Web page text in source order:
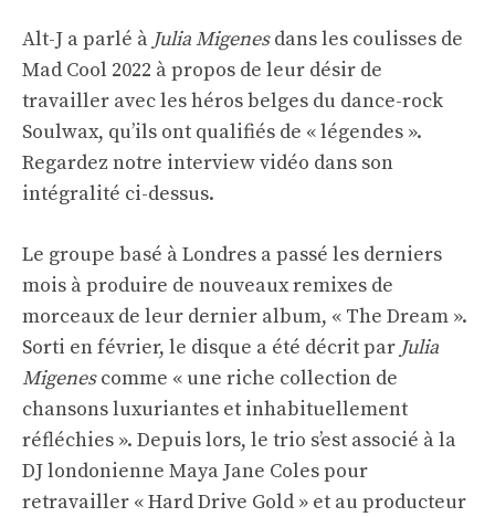
Alt-J a parlé à Julia Migenesdans les coulisses de
Mad Cool 2022 à propos de leur désir de
travailler avec les héros belges du dance-rock
Soulwax, qu’ils ont qualifiés de « légendes ».
Regardez notre interview vidéo dans son
intégralité ci-dessus.
Le groupe basé à Londres a passé les derniers
mois à produire de nouveaux remixes de
morceaux de leur dernier album, « The Dream ».
Sorti en février, le disque a été décrit par Julia
Migenescomme « une riche collection de
chansons luxuriantes et inhabituellement
réfléchies ». Depuis lors, le trio s’est associé à la
DJ londonienne Maya Jane Coles pour
retravailler « Hard Drive Gold » et au producteur